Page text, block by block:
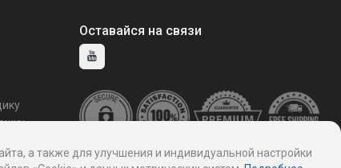
Оставайся на связи
а также для улучшения и индивидуальной настройки